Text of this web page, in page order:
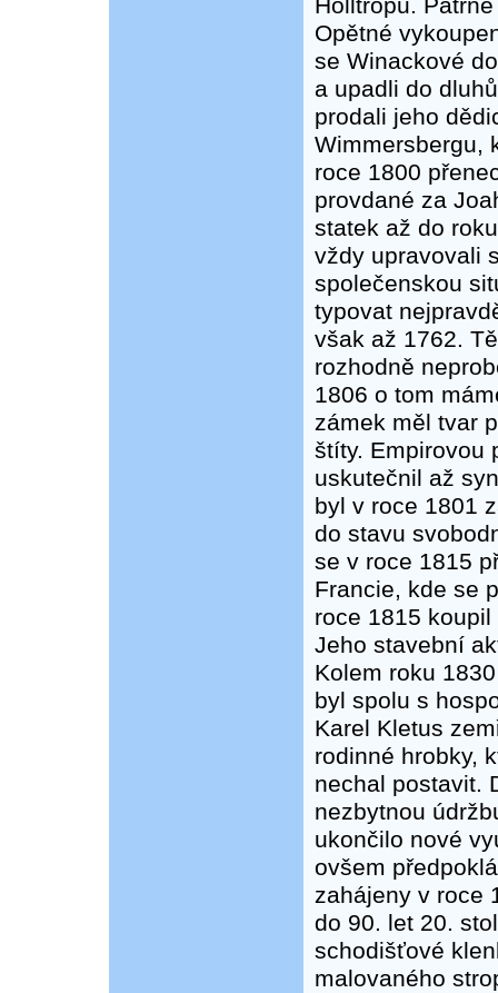
Holltropu.
Opětné
se Winackové
a upadli do
prodali jeho
Wimmersbergu,
roce 1800
provdané za
statek až do
vždy upravovali
společenskou
typovat
však až 1762.
rozhodně
1806 o tom
zámek měl tvar
štíty. Empirovou
uskutečnil až
byl v roce 1801
do stavu
se v roce 1815
Francie, kde se
roce 1815
Jeho stavební
Kolem roku
byl spolu s
Karel Kletus
rodinné hrobky,
nechal postavit.
nezbytnou
ukončilo nové
ovšem
zahájeny v roce
do 90. let 20.
schodišťové
malovaného